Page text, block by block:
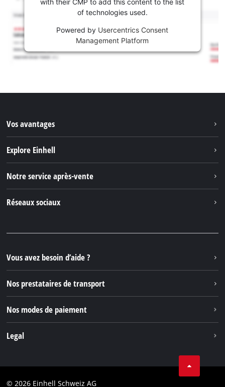
of technologies used.
Powered by Usercentrics Consent
Management Platform
Vos avantages
Explore Einhell
Einhell Germany AG
Notre service après-vente
Réseaux sociaux
Instagram
TikTok
Pinterest
Vous avez besoin d’aide ?
Nos prestataires de transport
Nos modes de paiement
Legal
© 2026 Einhell Schweiz AG